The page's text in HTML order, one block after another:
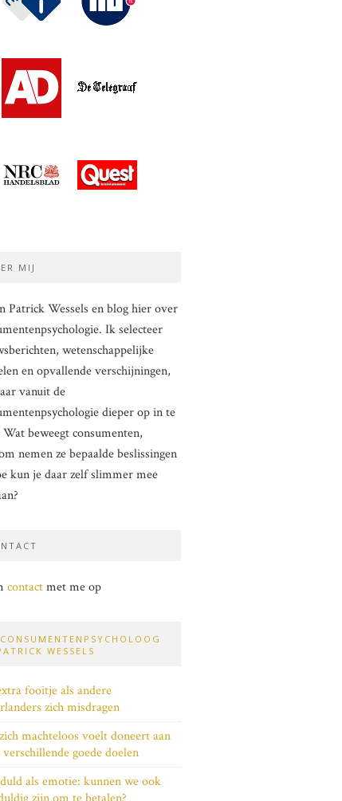
MIJ
Patrick Wessels en blog hier over
Ik selecteer
wetenschappelijke
en opvallende verschijningen,
vanuit de
dieper op in te
Wat beweegt consumenten,
nemen ze bepaalde beslissingen
kun je daar zelf slimmer mee
contactmet me op
CONSUMENTENPSYCHOLOOG
WESSELS
fooitje als andere
zich misdragen
machteloos voelt doneert aan
goede doelen
als emotie: kunnen we ook